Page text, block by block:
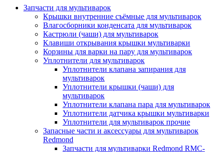
Запчасти для мультиварок
Крышки внутренние съёмные для мультиварок
Влагосборники конденсата для мультиварок
Кастрюли (чаши) для мультиварок
Клавиши открывания крышки мультиварки
Корзины для варки на пару для мультиварок
Уплотнители для мультиварок
Уплотнители клапана запирания для
мультиварок
Уплотнители крышки (чаши) для
мультиварок
Уплотнители клапана пара для мультиварок
Уплотнители датчика крышки мультиварки
Уплотнители для мультиварок прочие
Запасные части и аксессуары для мультиварок
Redmond
Запчасти для мультиварки Redmond RMC-